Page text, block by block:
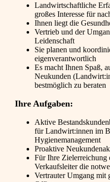
Landwirtschaftliche
großes Interesse für
Ihnen liegt die
Vertrieb und der
Leidenschaft
Sie planen und
eigenverantwortlich
Es macht Ihnen Spaß,
Neukunden
bestmöglich zu beraten
Ihre Aufgaben:
Aktive
für Landwirt:innen im
Hygienemanagement
Proaktive
Für Ihre Zielerreichung
Verkaufsleiter die
Vertrauter Umgang